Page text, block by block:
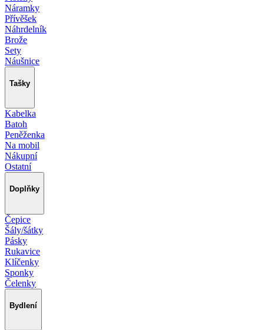
Náramky
Přívěšek
Náhrdelník
Brože
Sety
Náušnice
Tašky
Kabelka
Batoh
Peněženka
Na mobil
Nákupní
Ostatní
Doplňky
Čepice
Šály/šátky
Pásky
Rukavice
Klíčenky
Sponky
Čelenky
Bydlení